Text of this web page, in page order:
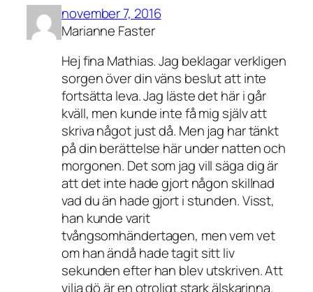
november 7, 2016
Marianne Faster
Hej fina Mathias. Jag beklagar verkligen
sorgen över din väns beslut att inte
fortsätta leva. Jag läste det här i går
kväll, men kunde inte få mig själv att
skriva något just då. Men jag har tänkt
på din berättelse här under natten och
morgonen. Det som jag vill säga dig är
att det inte hade gjort någon skillnad
vad du än hade gjort i stunden. Visst,
han kunde varit
tvångsomhändertagen, men vem vet
om han ändå hade tagit sitt liv
sekunden efter han blev utskriven. Att
vilja dö är en otroligt stark älskarinna.